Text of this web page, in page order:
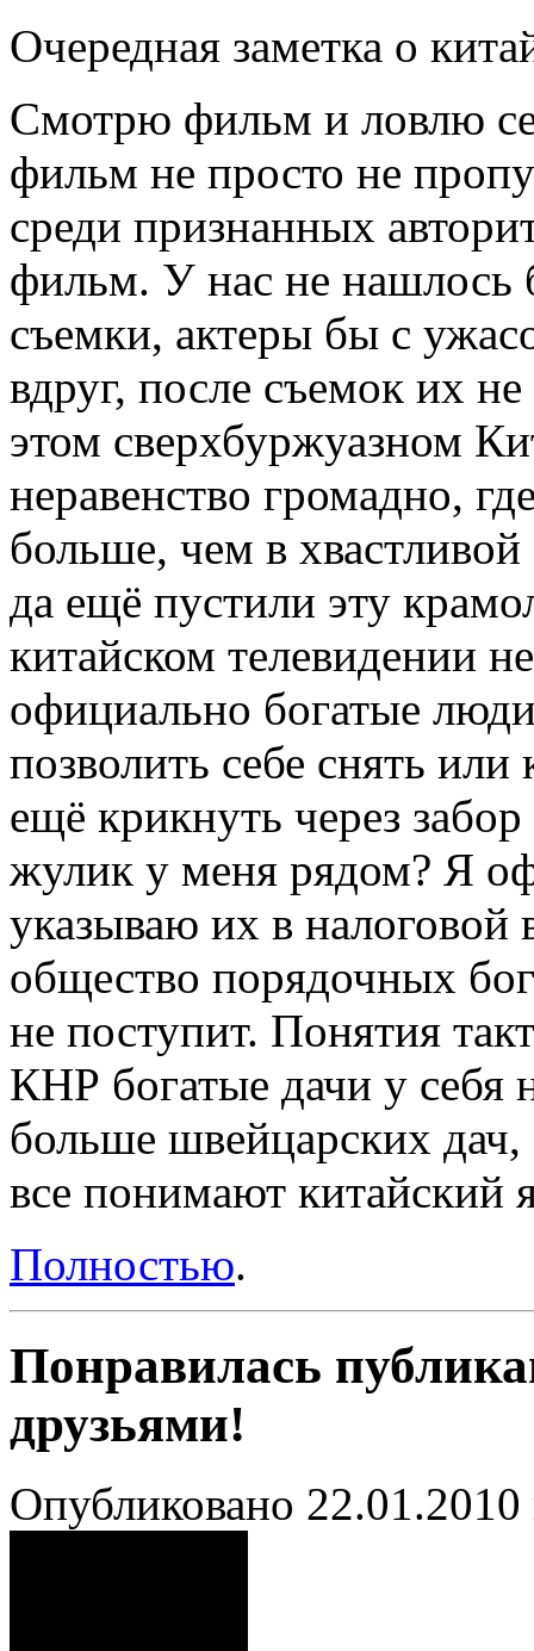
Очередная заметка о
Смотрю фильм и ловлю
фильм не просто не
среди признанных
фильм. У нас не нашлось
съемки, актеры бы с
вдруг, после съемок их
этом сверхбуржуазном
неравенство громадно,
больше, чем в
да ещё пустили эту
китайском телевидении
официально богатые
позволить себе снять
ещё крикнуть через
жулик у меня рядом? Я
указываю их в налоговой
общество порядочных
не поступит. Понятия
КНР богатые дачи у себя
больше швейцарских дач,
все понимают китайский
Полностью.
Понравилась
друзьями!
Опубликовано